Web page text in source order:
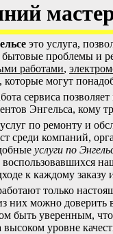
это услуга,
бытовые проблемы и
работами,
могут
сервиса
Энгельса, кому
по ремонту и
среди компаний,
услуги по
к каждому заказу
только
них можно доверить
быть уверенным, что
уровне